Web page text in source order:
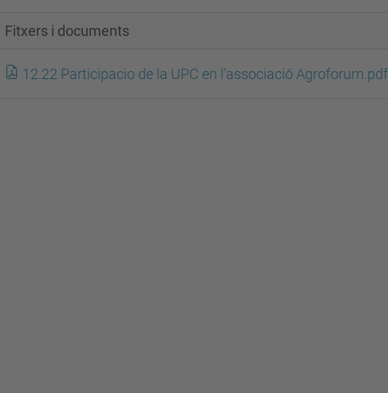
Fitxers i documents
12.22 Participacio de la UPC en l'associació Agroforum.pdf